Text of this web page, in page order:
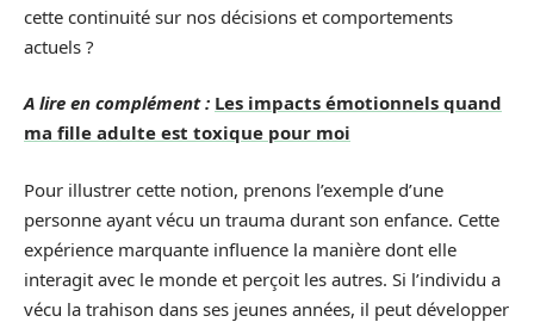
cette continuité sur nos décisions et comportements
actuels ?
A lire en complément : Les impacts émotionnels quand
ma fille adulte est toxique pour moi
Pour illustrer cette notion, prenons l’exemple d’une
personne ayant vécu un trauma durant son enfance. Cette
expérience marquante influence la manière dont elle
interagit avec le monde et perçoit les autres. Si l’individu a
vécu la trahison dans ses jeunes années, il peut développer